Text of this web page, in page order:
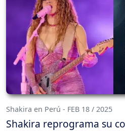
Shakira en Perú - FEB 18 / 2025
Shakira reprograma su